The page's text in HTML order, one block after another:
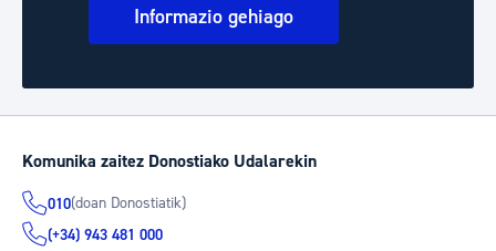
Informazio gehiago
Komunika zaitez Donostiako Udalarekin
010(doan Donostiatik)
(+34) 943 481 000